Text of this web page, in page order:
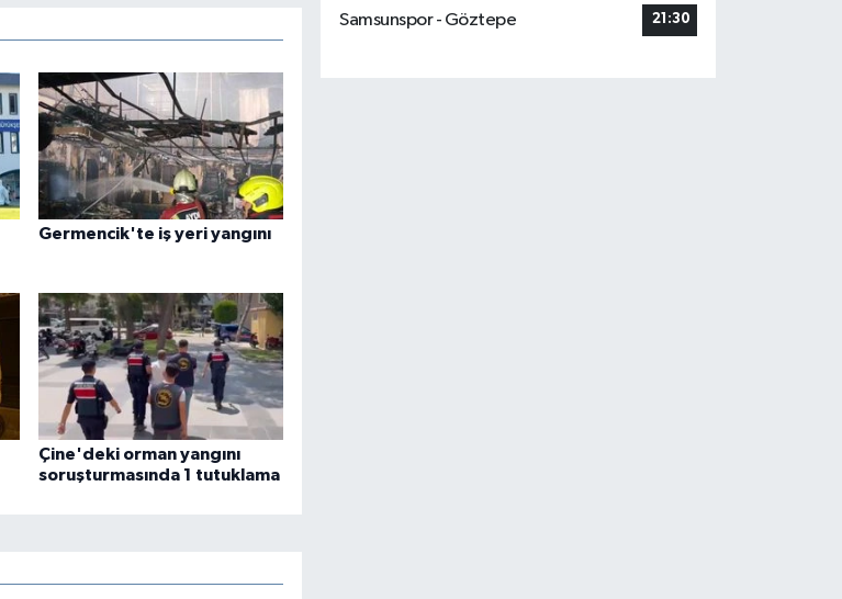
Germencik'te iş yeri yangını
Çine'deki orman yangını
soruşturmasında 1 tutuklama
Samsunspor - Göztepe
21:30